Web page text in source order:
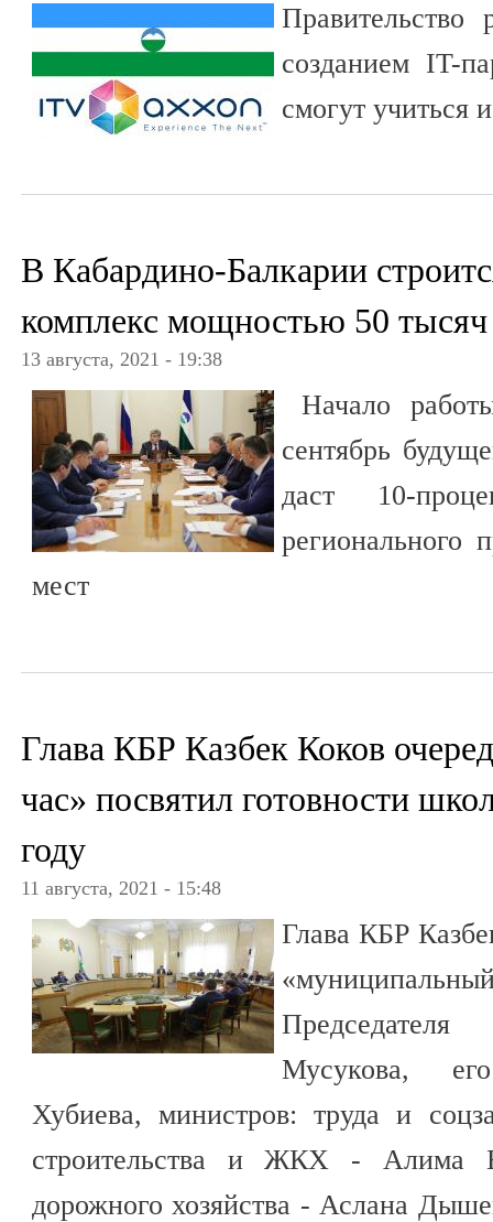
Правительство
созданием IT-
смогут учиться
В Кабардино-Балкарии
комплекс мощностью 50
13 августа, 2021 - 19:38
Начало
сентябрь
даст 10-
регионального
мест
Глава КБР Казбек Коков
час» посвятил готовности
году
11 августа, 2021 - 15:48
Глава КБР
Мусукова,
Хубиева, министров: труда и
строительства и ЖКХ - Алима
дорожного хозяйства - Аслана